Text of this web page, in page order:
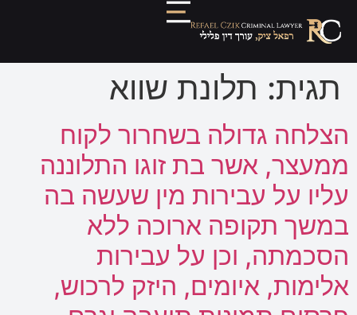
תגית: תלונת שווא
הצלחה גדולה בשחרור לקוח
ממעצר, אשר בת זוגו התלוננה
עליו על עבירות מין שעשה בה
במשך תקופה ארוכה ללא
הסכמתה, וכן על עבירות
אלימות, איומים, היזק לרכוש,